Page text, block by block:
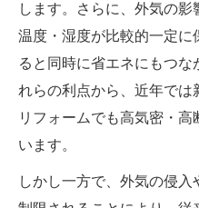
します。さらに、外気の
温度・湿度が比較的一定に
ると同時に省エネにもつな
れらの利点から、近年で
リフォームでも高気密・
います。
しかし一方で、外気の侵